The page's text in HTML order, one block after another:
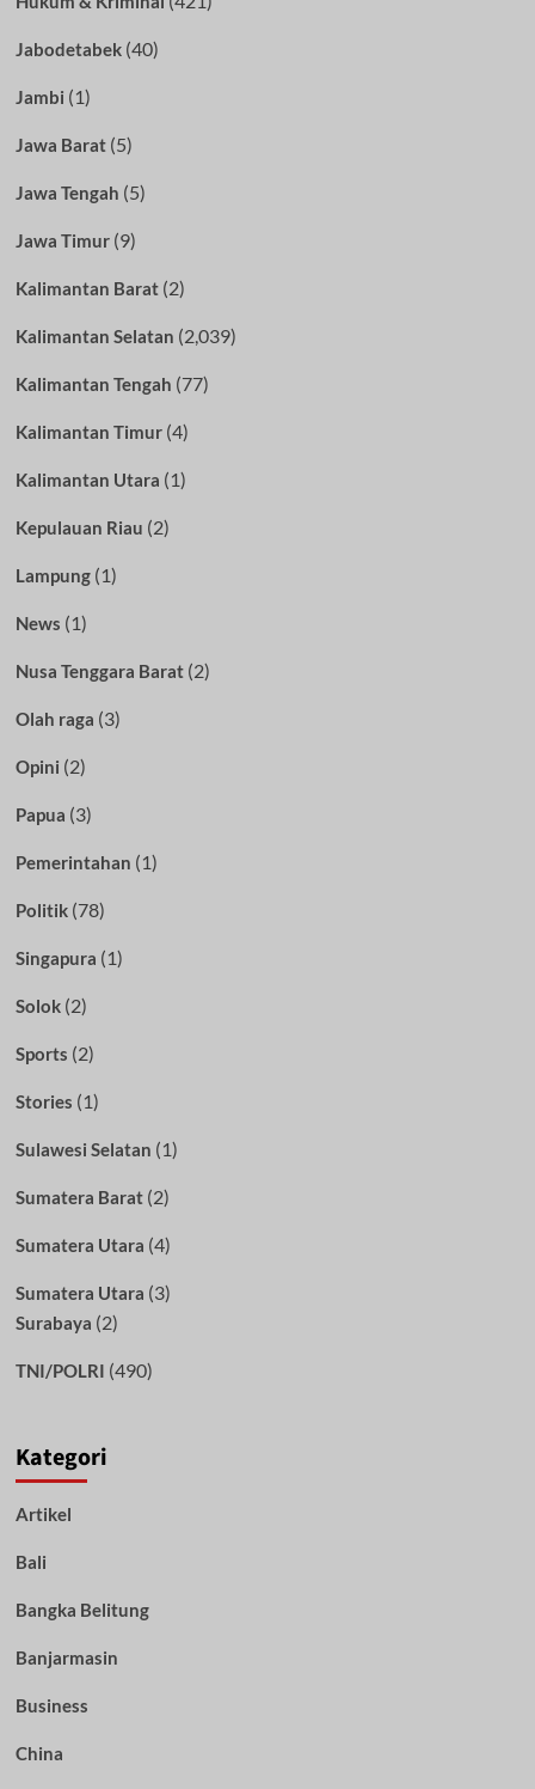
Jabodetabek(40)
Jambi (1)
Jawa Barat(5)
Jawa Tengah (5)
Jawa Timur(9)
Kalimantan Barat(2)
Kalimantan Selatan (2,039)
Kalimantan Tengah (77)
Kalimantan Timur(4)
Kalimantan Utara (1)
Kepulauan Riau (2)
Lampung(1)
News (1)
Nusa Tenggara Barat(2)
Olah raga (3)
Opini (2)
Papua (3)
Pemerintahan (1)
Politik(78)
Singapura (1)
Solok(2)
Sports (2)
Stories (1)
Sulawesi Selatan (1)
Sumatera Barat(2)
Sumatera Utara (4)
Sumatera Utara (3)
Surabaya (2)
TNI/POLRI (490)
Kategori
Artikel
Bali
Bangka Belitung
Banjarmasin
Business
China